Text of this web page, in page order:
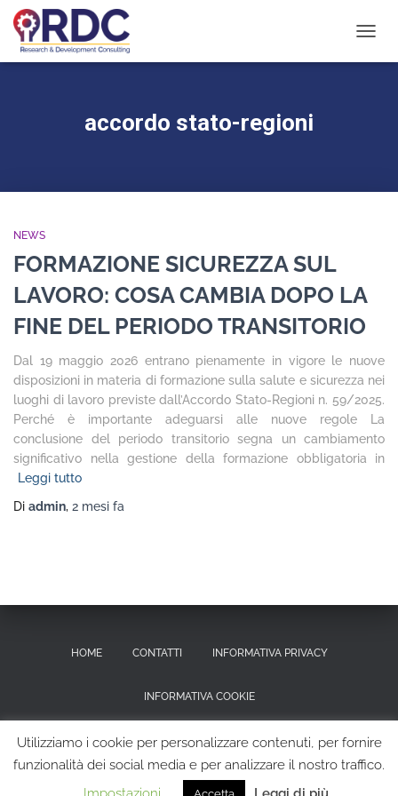
accordo stato-regioni
NEWS
FORMAZIONE SICUREZZA SUL
LAVORO: COSA CAMBIA DOPO LA
FINE DEL PERIODO TRANSITORIO
Dal 19 maggio 2026 entrano pienamente in vigore le nuove
disposizioni in materia di formazione sulla salute e sicurezza nei
luoghi di lavoro previste dall’Accordo Stato-Regioni n. 59/2025.
Perché è importante adeguarsi alle nuove regole La
conclusione del periodo transitorio segna un cambiamento
significativo nella gestione della formazione obbligatoria in
Leggi tutto
Di admin, 2 mesi fa
HOME CONTATTI INFORMATIVA PRIVACY
INFORMATIVA COOKIE
RICHIESTA CANCELLAZIONE DEI DATI PERSONALI
Hestia | Sviluppato daThemeIsle
Utilizziamo i cookie per personalizzare contenuti, per fornire
funzionalità dei social media e per analizzare il nostro traffico.